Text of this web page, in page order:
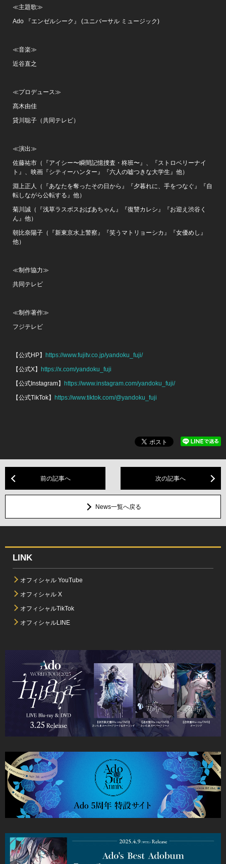
≪主題歌≫
Ado 『エンゼルシーク』 (ユニバーサル ミュージック)
≪音楽≫
近谷直之
≪プロデュース≫
髙木由佳
貸川聡子（共同テレビ）
≪演出≫
佐藤祐市（『アイシー〜瞬間記憶捜査・柊班〜』、『ストロベリーナイ
ト』、映画『シティーハンター』『六人の嘘つきな大学生』他）
淵上正人（『あなたを奪ったその日から』『夕暮れに、手をつなぐ』『自
転しながら公転する』他）
菊川誠（『浅草ラスボスおばあちゃん』『復讐カレシ』『お迎え渋谷く
ん』他）
朝比奈陽子（『新東京水上警察』『笑うマトリョーシカ』『女優めし』
他）
≪制作協力≫
共同テレビ
≪制作著作≫
フジテレビ
【公式HP】 https://www.fujitv.co.jp/yandoku_fuji/
【公式X】 https://x.com/yandoku_fuji
【公式Instagram】 https://www.instagram.com/yandoku_fuji/
【公式TikTok】 https://www.tiktok.com/@yandoku_fuji
前の記事へ 次の記事へ
News一覧へ戻る
LINK
オフィシャル YouTube
オフィシャル X
オフィシャルTikTok
オフィシャルLINE